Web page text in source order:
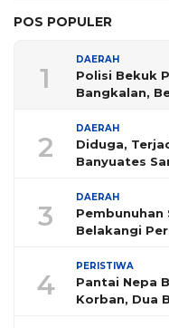
POS POPULER
1
DAERAH
Polisi Bekuk
Bangkalan,
2
DAERAH
Diduga,
Banyuates
3
DAERAH
Belakangi
4
PERISTIWA
Pantai Nepa
Korban, Dua